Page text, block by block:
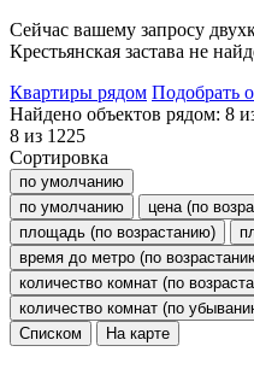
Сейчас вашему запросу
Крестьянская застава не
Квартиры рядом Подобрать
Найдено объектов рядом: 8
8 из 1225
Сортировка
по умолчанию
по умолчанию
цена (по
площадь (по возрастанию)
время до метро (по
количество комнат (по
количество комнат (по
Списком
На карте